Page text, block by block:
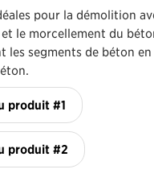
pour la démolition
le morcellement du
les segments de béton en
produit #1
produit #2